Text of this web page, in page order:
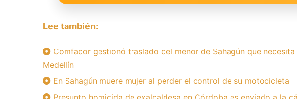
Lee también:
Comfacor gestionó traslado del menor de Sahagún que
Medellín
En Sahagún muere mujer al perder el control de su motocicleta
Presunto homicida de exalcaldesa en Córdoba es enviado a la